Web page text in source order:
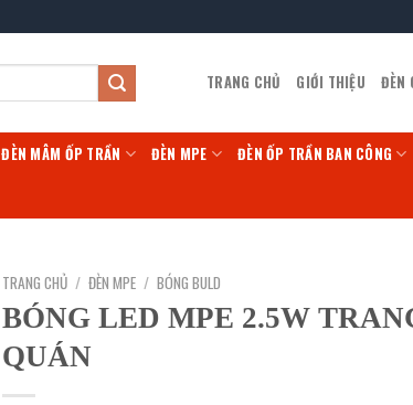
TRANG CHỦ GIỚI THIỆU ĐÈN
ĐÈN MÂM ỐP TRẦN ĐÈN MPE ĐÈN ỐP TRẦN BAN CÔNG
TRANG CHỦ / ĐÈN MPE / BÓNG BULD
BÓNG LED MPE 2.5W
QUÁN